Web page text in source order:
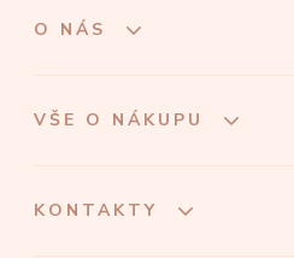
O NÁS
VŠE O NÁKUPU
KONTAKTY